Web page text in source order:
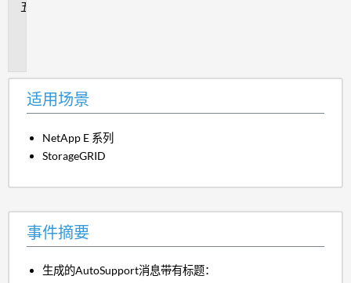
适用场景
NetApp E 系列
StorageGRID
事件摘要
生成的AutoSupport消息带有标题：